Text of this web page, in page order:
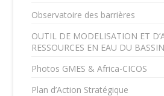
Observatoire des barrières
OUTIL DE MODELISATION ET
RESSOURCES EN EAU DU
Photos GMES & Africa-CICOS
Plan d’Action Stratégique